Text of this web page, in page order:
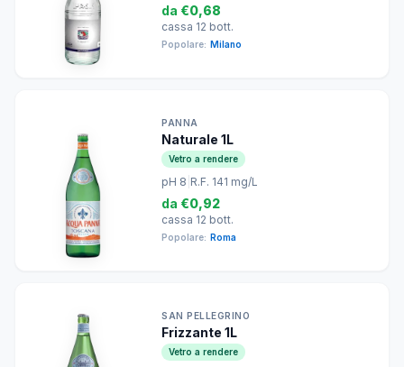
da €0,68
cassa 12 bott.
Popolare: Milano
PANNA
Naturale 1L
Vetro a rendere
pH 8 R.F. 141 mg/L
da €0,92
cassa 12 bott.
Popolare: Roma
SAN PELLEGRINO
Frizzante 1L
Vetro a rendere